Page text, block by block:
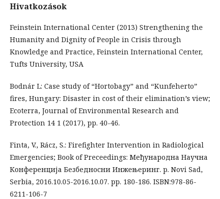
Hivatkozások
Feinstein International Center (2013) Strengthening the
Humanity and Dignity of People in Crisis through
Knowledge and Practice, Feinstein International Center,
Tufts University, USA
Bodnár L: Case study of “Hortobagy” and “Kunfeherto”
fires, Hungary: Disaster in cost of their elimination’s view;
Ecoterra, Journal of Environmental Research and
Protection 14 1 (2017), pp. 40-46.
Finta, V., Rácz, S.: Firefighter Intervention in Radiological
Emergencies; Book of Preceedings: Међународна Научна
Конференција Безбедносни Инжењеринг. p. Novi Sad,
Serbia, 2016.10.05-2016.10.07. pp. 180-186. ISBN:978-86-
6211-106-7